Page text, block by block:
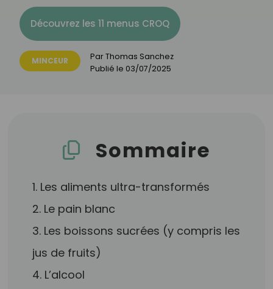
Découvrez les 11 menus CROQ
MINCEUR ParThomas Sanchez
Publié le 03/07/2025
Sommaire
1. Les aliments ultra-transformés
2. Le pain blanc
3. Les boissons sucrées (y compris les
jus de fruits)
4. L’alcool